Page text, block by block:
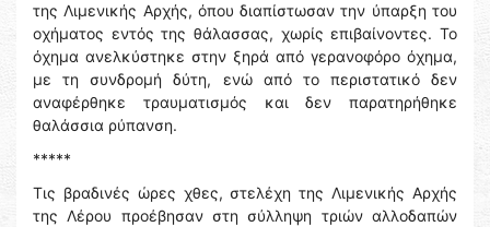
της Λιμενικής Αρχής, όπου διαπίστωσαν την ύπαρξη του
οχήματος εντός της θάλασσας, χωρίς επιβαίνοντες. Το
όχημα ανελκύστηκε στην ξηρά από γερανοφόρο όχημα,
με τη συνδρομή δύτη, ενώ από το περιστατικό δεν
αναφέρθηκε τραυματισμός και δεν παρατηρήθηκε
θαλάσσια ρύπανση.
*****
Τις βραδινές ώρες χθες, στελέχη της Λιμενικής Αρχής
της Λέρου προέβησαν στη σύλληψη τριών αλλοδαπών